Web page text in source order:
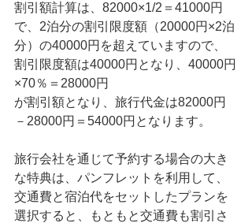
割引額計算は、82000×1/2＝41000円
で、2泊分の割引限度額（20000円×2泊
分）の40000円を超えていますので、
割引限度額は40000円となり、40000円
×70％＝28000円
が割引額となり、旅行代金は82000円
－28000円＝54000円となります。
旅行会社を通じて予約する場合の大き
な特典は、パンフレットを利用して、
交通費と宿泊代をセットしたプランを
選択すると、もともと交通費も割引さ